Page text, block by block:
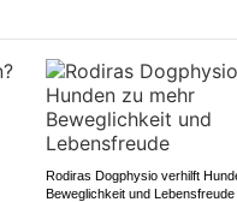
Rodiras Dogphysio verhilft
Beweglichkeit und Lebensfreude